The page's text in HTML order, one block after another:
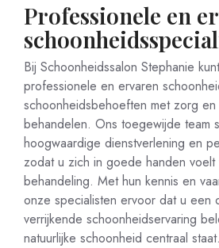
Professionele en
Bij Schoonheidssalon Stephanie
professionele en ervaren
schoonheidsbehoeften met zorg
behandelen. Ons toegewijde team
hoogwaardige dienstverlening en
zodat u zich in goede handen voelt
behandeling. Met hun kennis en
onze specialisten ervoor dat u een
verrijkende schoonheidservaring
natuurlijke schoonheid centraal staat.